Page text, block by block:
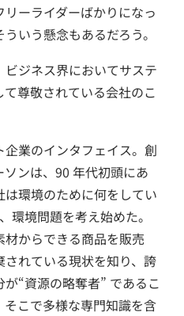
ーライダーばかりになっ
いう懸念もあるだろう。
ジネス界においてサステ
尊敬されている会社のこ
業のインタフェイス。創
ンは、90 年代初頭にあ
環境のために何をしてい
環境問題を考え始めた。
からできる商品を販売
れている現状を知り、誇
“資源の略奪者” であるこ
こで多様な専門知識を含